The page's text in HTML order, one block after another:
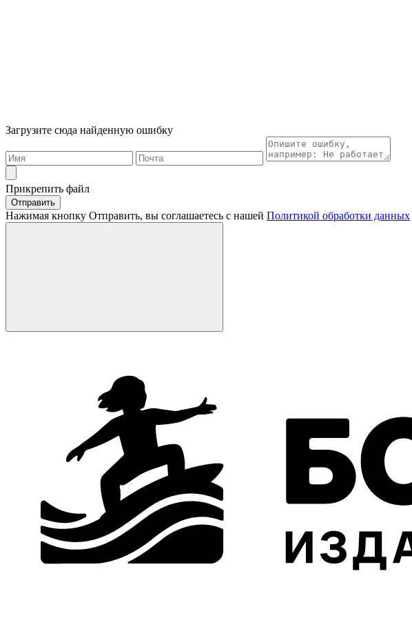
Загрузите сюда найденную ошибку
Прикрепить файл
Отправить
Нажимая кнопку Отправить, вы соглашаетесь с нашей Политикой обработки данных